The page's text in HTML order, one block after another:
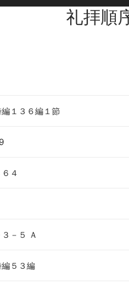
礼拝順
編１３６編１節
６４
３－５ Ａ
編５３編